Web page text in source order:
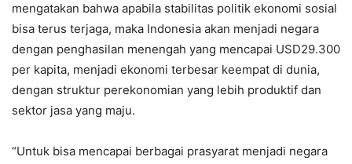
mengatakan bahwa apabila stabilitas politik ekonomi sosial
bisa terus terjaga, maka Indonesia akan menjadi negara
dengan penghasilan menengah yang mencapai USD29.300
per kapita, menjadi ekonomi terbesar keempat di dunia,
dengan struktur perekonomian yang lebih produktif dan
sektor jasa yang maju.
“Untuk bisa mencapai berbagai prasyarat menjadi negara